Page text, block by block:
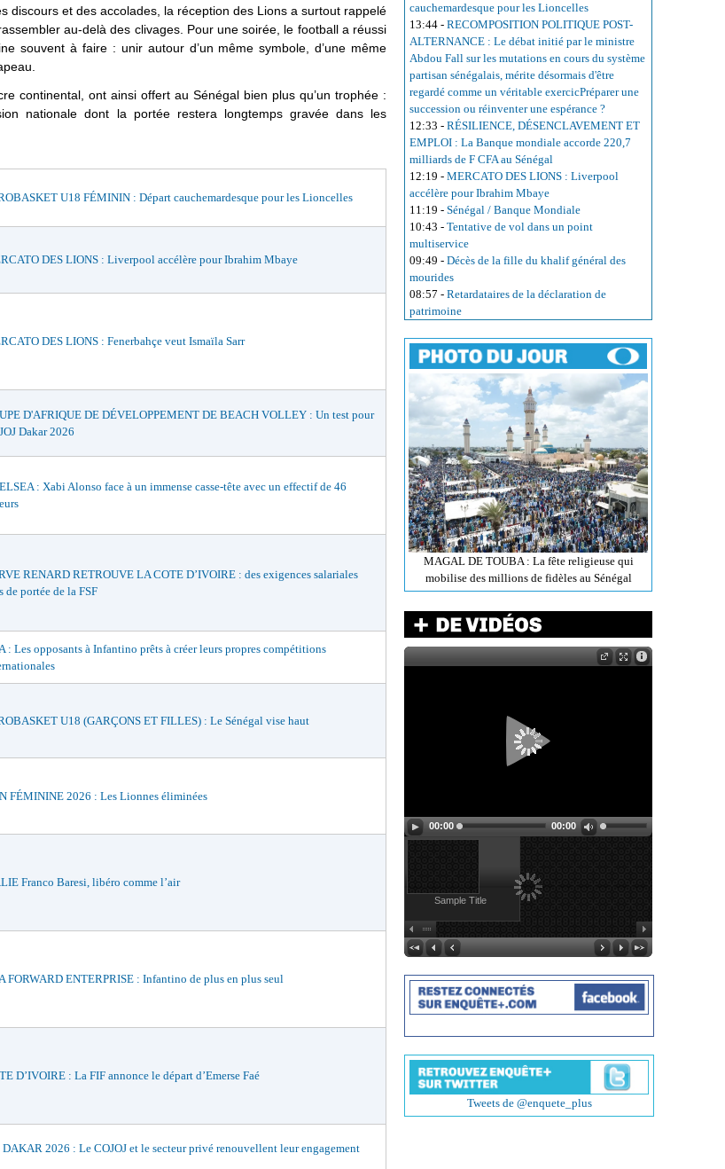
discours et des accolades, la réception des Lions a surtout rappelé
au-delà des clivages. Pour une soirée, le football a réussi
souvent à faire : unir autour d’un même symbole, d’une même
continental, ont ainsi offert au Sénégal bien plus qu’un trophée :
nationale dont la portée restera longtemps gravée dans les
U18 FÉMININ : Départ cauchemardesque pour les Lioncelles
DES LIONS : Liverpool accélère pour Ibrahim Mbaye
DES LIONS : Fenerbahçe veut Ismaïla Sarr
D'AFRIQUE DE DÉVELOPPEMENT DE BEACH VOLLEY : Un test pour
Dakar 2026
: Xabi Alonso face à un immense casse-tête avec un effectif de 46
RENARD RETROUVE LA COTE D’IVOIRE : des exigences salariales
de portée de la FSF
: Les opposants à Infantino prêts à créer leurs propres compétitions
U18 (GARÇONS ET FILLES) : Le Sénégal vise haut
FÉMININE 2026 : Les Lionnes éliminées
Franco Baresi, libéro comme l’air
FORWARD ENTERPRISE : Infantino de plus en plus seul
D’IVOIRE : La FIF annonce le départ d’Emerse Faé
DAKAR 2026 : Le COJOJ et le secteur privé renouvellent leur engagement
cauchemardesque pour les Lioncelles
13:44 - RECOMPOSITION POLITIQUE POST-
ALTERNANCE : Le débat initié par le ministre
Abdou Fall sur les mutations en cours du système
partisan sénégalais, mérite désormais d'être
regardé comme un véritable exercicPréparer une
succession ou réinventer une espérance ?
12:33 - RÉSILIENCE, DÉSENCLAVEMENT ET
EMPLOI : La Banque mondiale accorde 220,7
milliards de F CFA au Sénégal
12:19 - MERCATO DES LIONS : Liverpool
accélère pour Ibrahim Mbaye
11:19 - Sénégal / Banque Mondiale
10:43 - Tentative de vol dans un point
multiservice
09:49 - Décès de la fille du khalif général des
mourides
08:57 - Retardataires de la déclaration de
patrimoine
MAGAL DE TOUBA : La fête religieuse qui
mobilise des millions de fidèles au Sénégal
00:00 00:00
Sample Title
Tweets de @enquete_plus